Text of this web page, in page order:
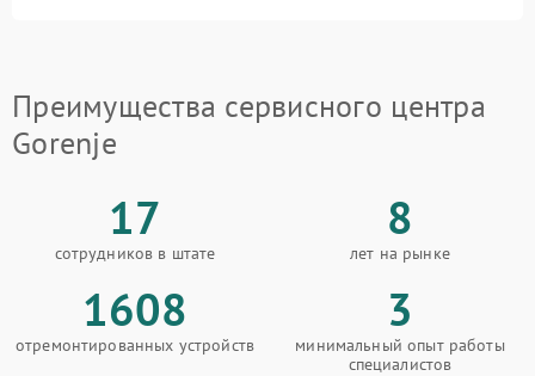
Преимущества сервисного центра
Gorenje
17
сотрудников в штате
8
лет на рынке
1608
отремонтированных устройств
3
минимальный опыт работы
специалистов